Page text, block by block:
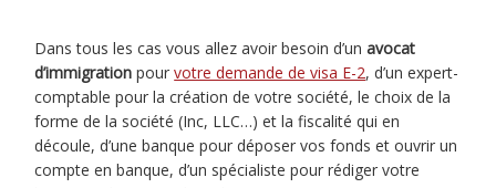
Dans tous les cas vous allez avoir besoin d’unavocat
d’immigration pourvotre demande de visa E-2, d’un expert-
comptable pour la création de votre société, le choix de la
forme de la société (Inc, LLC…) et la fiscalité qui en
découle, d’une banque pour déposer vos fonds et ouvrir un
compte en banque, d’un spécialiste pour rédiger votre